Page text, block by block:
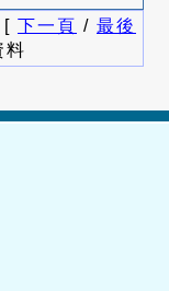
[ 下一頁 / 最後
料